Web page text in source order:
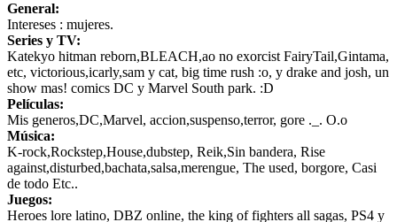
General:
Intereses : mujeres.
Series y TV:
Katekyo hitman reborn,BLEACH,ao no exorcist FairyTail,Gintama,
etc, victorious,icarly,sam y cat, big time rush :o, y drake and josh, un
show mas! comics DC y Marvel South park. :D
Películas:
Mis generos,DC,Marvel, accion,suspenso,terror, gore ._. O.o
Música:
K-rock,Rockstep,House,dubstep, Reik,Sin bandera, Rise
against,disturbed,bachata,salsa,merengue, The used, borgore, Casi
de todo Etc..
Juegos:
Heroes lore latino, DBZ online, the king of fighters all sagas, PS4 y